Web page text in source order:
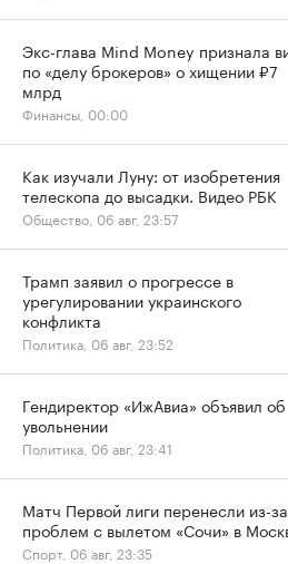
Экс-глава Mind Money признала
по «делу брокеров» о хищении ₽7
млрд
Финансы, 00:00
Как изучали Луну: от изобретения
телескопа до высадки. Видео РБК
Общество, 06 авг, 23:57
Трамп заявил о прогрессе в
урегулировании украинского
конфликта
Политика, 06 авг, 23:52
Гендиректор «ИжАвиа» объявил об
увольнении
Политика, 06 авг, 23:41
Матч Первой лиги перенесли из-за
проблем с вылетом «Сочи» в
Спорт, 06 авг, 23:35